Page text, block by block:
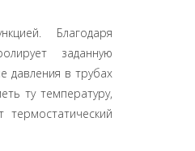
Благодаря
заданную
давления в трубах
ту температуру,